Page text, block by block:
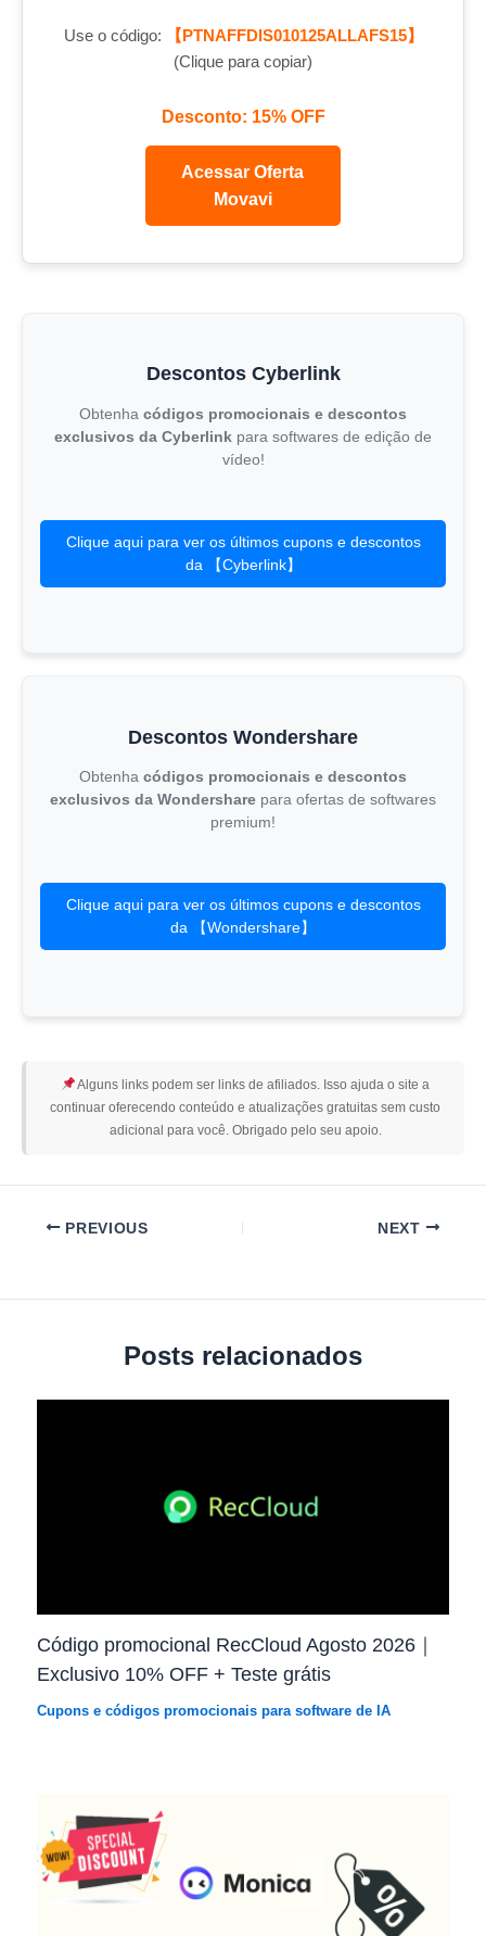
Use o código:
【PTNAFFDIS010125ALLAFS15】
(Clique para copiar)
Desconto: 15% OFF
Acessar Oferta
Movavi
Descontos Cyberlink
Obtenha códigos promocionais e descontos
exclusivos da Cyberlink para softwares de edição de
vídeo!
Clique aqui para ver os últimos cupons e descontos
da 【Cyberlink】
Descontos Wondershare
Obtenha códigos promocionais e descontos
exclusivos da Wondershare para ofertas de softwares
premium!
Clique aqui para ver os últimos cupons e descontos
da 【Wondershare】
Alguns links podem ser links de afiliados. Isso ajuda o site a
continuar oferecendo conteúdo e atualizações gratuitas sem custo
adicional para você. Obrigado pelo seu apoio.
PREVIOUS NEXT
Posts relacionados
Código promocional RecCloud Agosto 2026｜
Exclusivo 10% OFF + Teste grátis
Cupons e códigos promocionais para software de IA